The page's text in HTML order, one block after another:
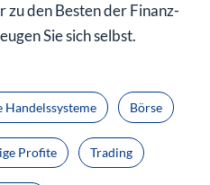
den Besten der Finanz-
Sie sich selbst.
Börse
Profite Trading